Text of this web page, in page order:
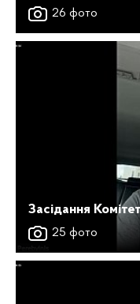
26 фото
Засідання
25 фото